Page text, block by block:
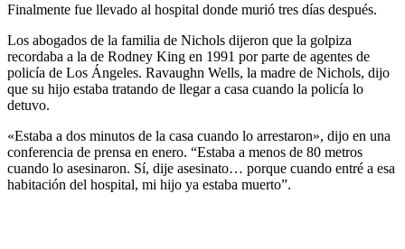
Finalmente fue llevado al hospital donde murió tres días después.
Los abogados de la familia de Nichols dijeron que la golpiza
recordaba a la de Rodney King en 1991 por parte de agentes de
policía de Los Ángeles. Ravaughn Wells, la madre de Nichols, dijo
que su hijo estaba tratando de llegar a casa cuando la policía lo
detuvo.
«Estaba a dos minutos de la casa cuando lo arrestaron», dijo en una
conferencia de prensa en enero. “Estaba a menos de 80 metros
cuando lo asesinaron. Sí, dije asesinato… porque cuando entré a esa
habitación del hospital, mi hijo ya estaba muerto”.